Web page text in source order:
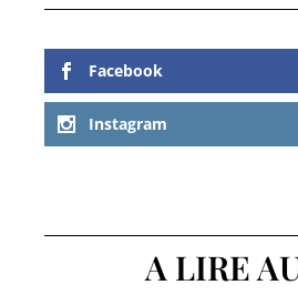
Facebook
Instagram
A LIRE